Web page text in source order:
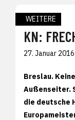
WEITERE
KN:
27. Januar 2016
Breslau.
Außenseiter.
die deutsche